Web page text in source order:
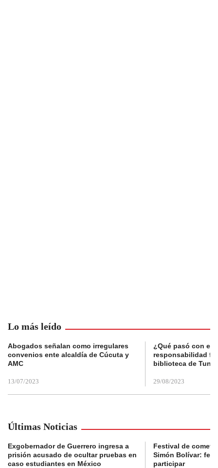
Lo más leído
Abogados señalan como irregulares
convenios ente alcaldía de Cúcuta y
AMC
13/07/2023
¿Qué pasó con el
responsabilidad
biblioteca de
29/08/2023
Últimas Noticias
Exgobernador de Guerrero ingresa a
prisión acusado de ocultar pruebas en
caso estudiantes en México
Festival de
Simón Bolívar:
participar